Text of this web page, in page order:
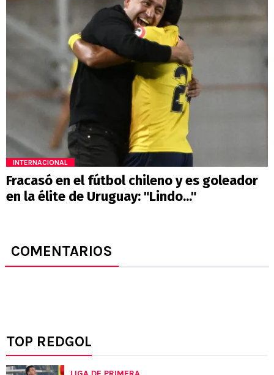
INTERNACIONAL
Fracasó en el fútbol chileno y es goleador
en la élite de Uruguay: "Lindo..."
COMENTARIOS
TOP REDGOL